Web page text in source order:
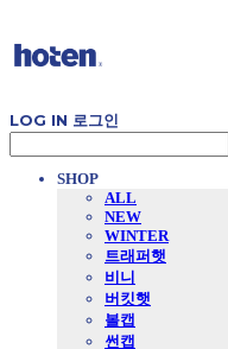
LOG IN 로그인
SHOP
ALL
NEW
WINTER
트래퍼햇
비니
버킷햇
볼캡
썬캡